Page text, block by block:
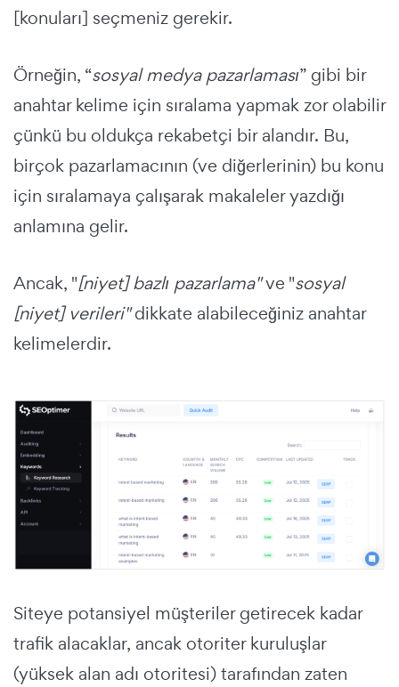
[konuları] seçmeniz gerekir.
Örneğin, “sosyal medya pazarlaması” gibi bir
anahtar kelime için sıralama yapmak zor olabilir
çünkü bu oldukça rekabetçi bir alandır. Bu,
birçok pazarlamacının (ve diğerlerinin) bu konu
için sıralamaya çalışarak makaleler yazdığı
anlamına gelir.
Ancak, "[niyet] bazlı pazarlama"ve "sosyal
[niyet] verileri"dikkate alabileceğiniz anahtar
kelimelerdir.
Siteye potansiyel müşteriler getirecek kadar
trafik alacaklar, ancak otoriter kuruluşlar
(yüksek alan adı otoritesi) tarafından zaten